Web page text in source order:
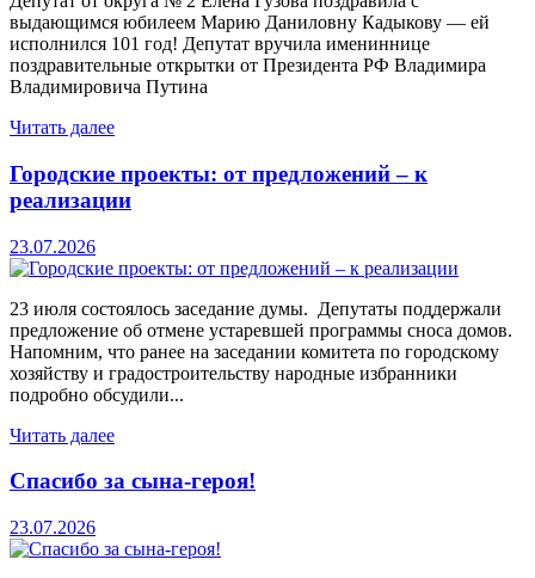
выдающимся юбилеем Марию Даниловну Кадыкову — ей
исполнился 101 год! Депутат вручила имениннице
поздравительные открытки от Президента РФ Владимира
Владимировича Путина
Читать далее
Городские проекты: от предложений – к
реализации
23.07.2026
23 июля состоялось заседание думы. Депутаты поддержали
предложение об отмене устаревшей программы сноса домов.
Напомним, что ранее на заседании комитета по городскому
хозяйству и градостроительству народные избранники
подробно обсудили...
Читать далее
Спасибо за сына-героя!
23.07.2026